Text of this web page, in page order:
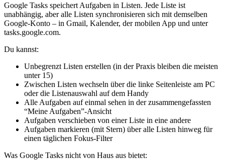
Google Tasks speichert Aufgaben in Listen. Jede Liste ist
unabhängig, aber alle Listen synchronisieren sich mit demselben
Google-Konto – in Gmail, Kalender, der mobilen App und unter
tasks.google.com.
Du kannst:
Unbegrenzt Listen erstellen (in der Praxis bleiben die meisten
unter 15)
Zwischen Listen wechseln über die linke Seitenleiste am PC
oder die Listenauswahl auf dem Handy
Alle Aufgaben auf einmal sehen in der zusammengefassten
“Meine Aufgaben”-Ansicht
Aufgaben verschieben von einer Liste in eine andere
Aufgaben markieren (mit Stern) über alle Listen hinweg für
einen täglichen Fokus-Filter
Was Google Tasks nicht von Haus aus bietet: